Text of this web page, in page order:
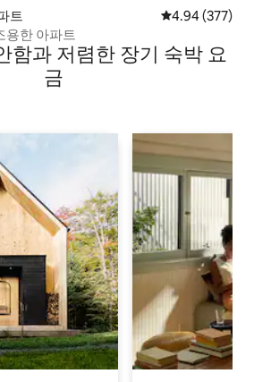
트 평점 4.94점(5
4.94 (377)
용한 아파트
함과 저렴한 장기 숙박 요
금